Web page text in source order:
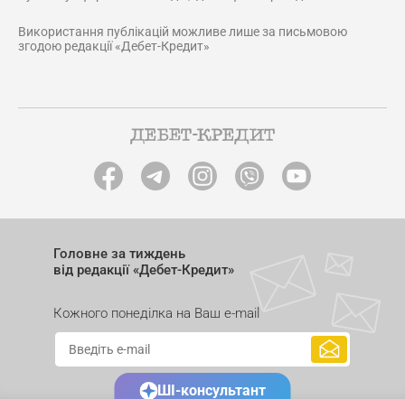
Використання публікацій можливе лише за письмовою
згодою редакції «Дебет-Кредит»
Головне за тиждень
від редакції «Дебет-Кредит»
Кожного понеділка на Ваш e-mail
ШІ-консультант